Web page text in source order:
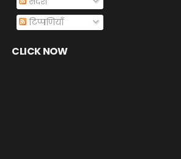
टिप्पणियाँ
CLICK NOW